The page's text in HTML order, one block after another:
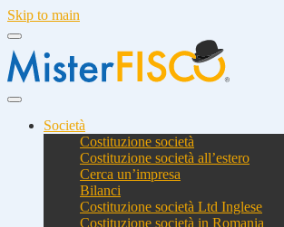
Skip to main
Società
Costituzione società
Costituzione società all’estero
Cerca un’impresa
Bilanci
Costituzione società Ltd Inglese
Costituzione società in Romania